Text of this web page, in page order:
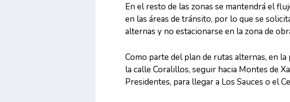
En el resto de las zonas se mantendrá el
en las áreas de tránsito, por lo que se
alternas y no estacionarse en la zona de
Como parte del plan de rutas alternas, en
la calle Coralillos, seguir hacia Montes de
Presidentes, para llegar a Los Sauces o el